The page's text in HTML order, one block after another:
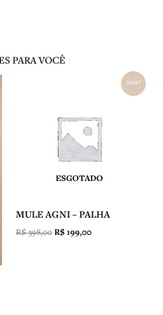
PARA VOCÊ
Sale!
ESGOTADO
MULE AGNI – PALHA
R$398,00
R$ 398,00.
R$ 199,00
R$ 199,00.